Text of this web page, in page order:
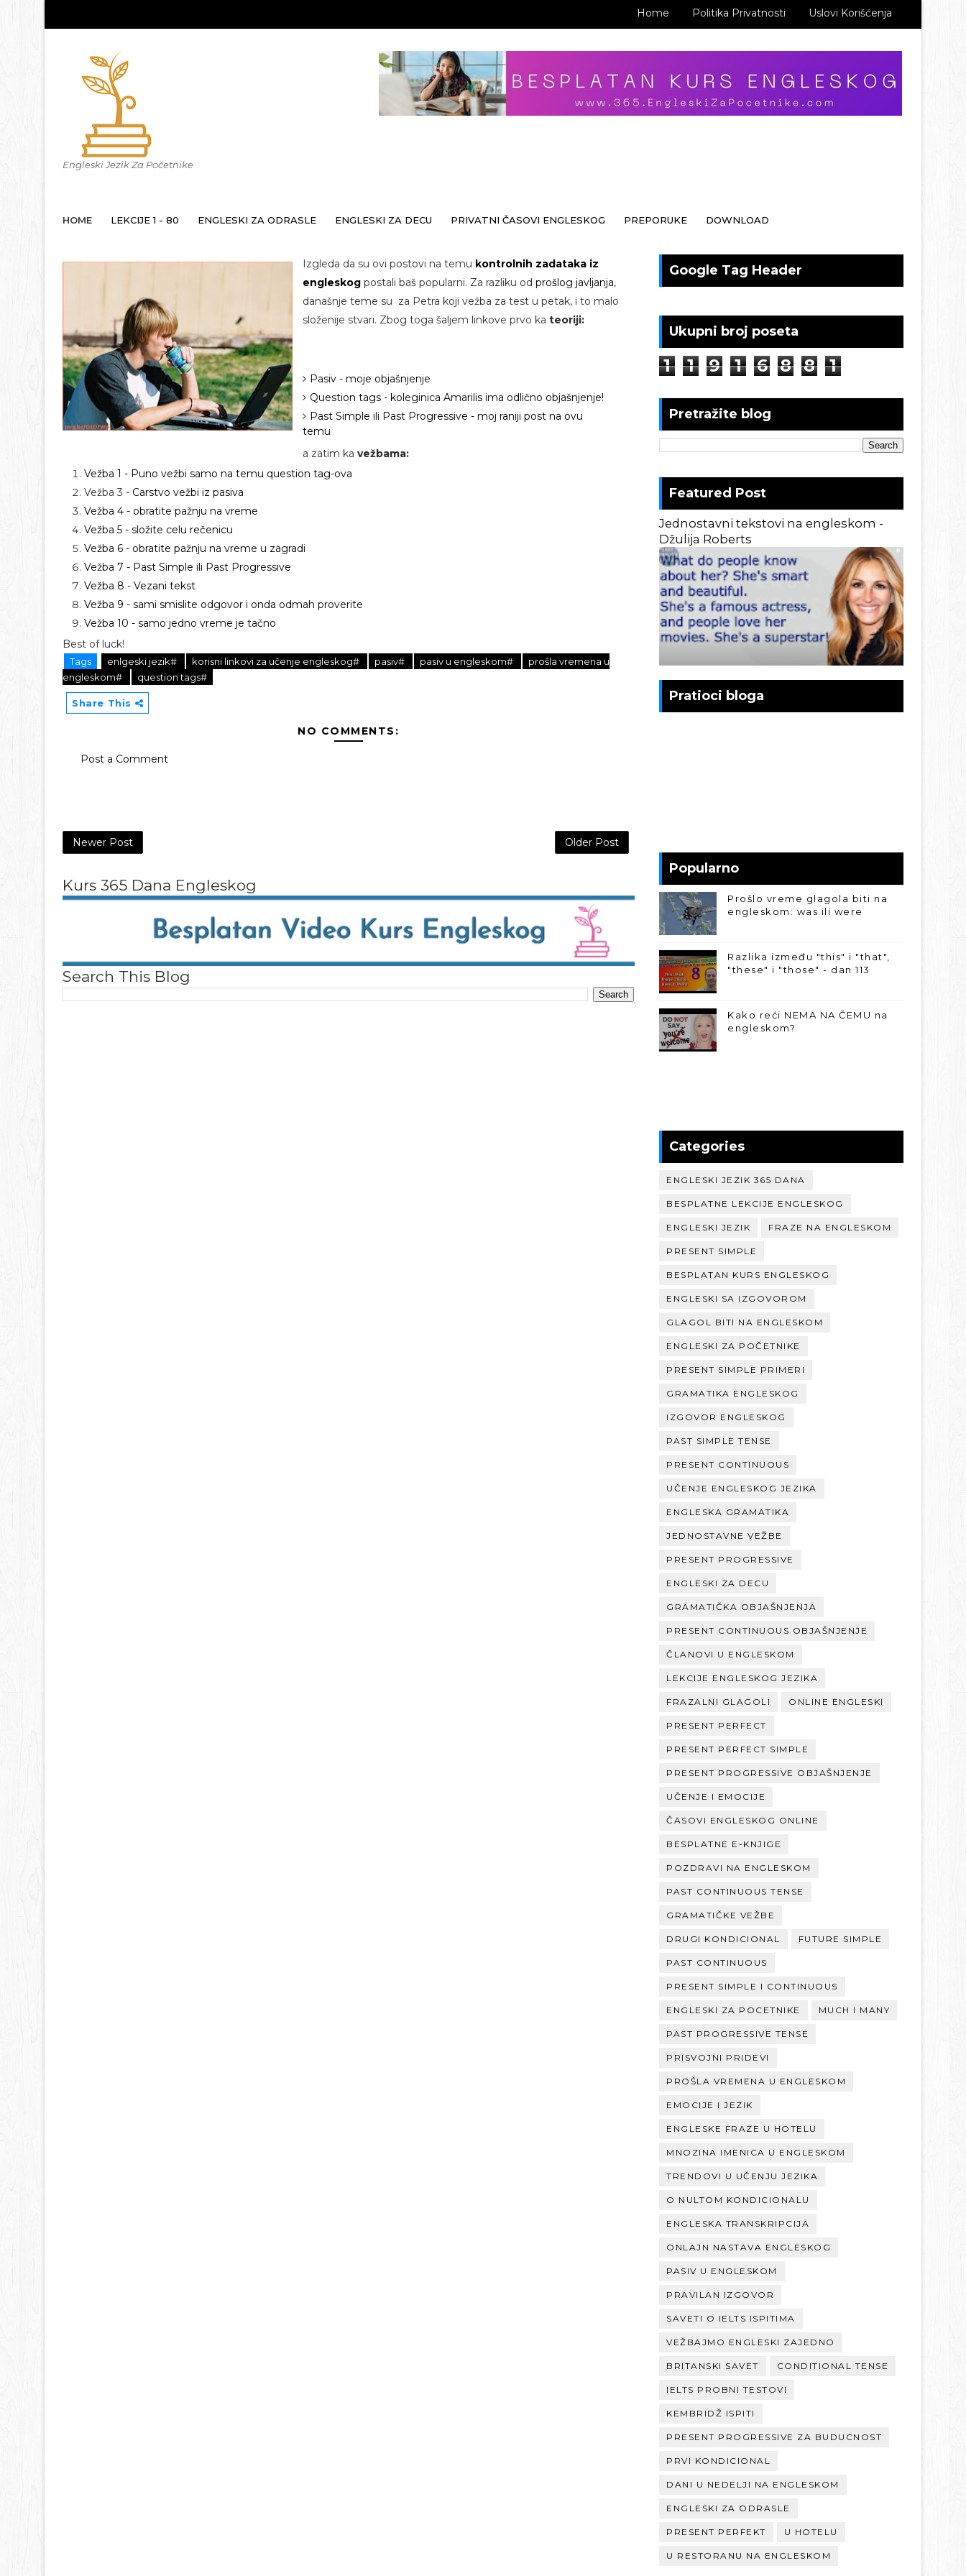
Home Politika Privatnosti Uslovi Korišćenja
Engleski Jezik Za Početnike
HOME LEKCIJE 1 - 80 ENGLESKI ZA ODRASLE ENGLESKI ZA DECU PRIVATNI ČASOVI ENGLESKOG PREPORUKE DOWNLOAD
Izgleda da su ovi postovi na temu kontrolnih zadataka iz
engleskog postali baš popularni. Za razliku od prošlog javljanja,
današnje teme su za Petra koji vežba za test u petak, i to malo
složenije stvari. Zbog toga šaljem linkove prvo ka teoriji:
Pasiv - moje objašnjenje
Question tags - koleginica Amarilis ima odlično objašnjenje!
Past Simple ili Past Progressive - moj raniji post na ovu
temu
a zatim ka vežbama:
Vežba 1 - Puno vežbi samo na temu question tag-ova
Vežba 3 - Carstvo vežbi iz pasiva
Vežba 4 - obratite pažnju na vreme
Vežba 5 - složite celu rečenicu
Vežba 6 - obratite pažnju na vreme u zagradi
Vežba 7 - Past Simple ili Past Progressive
Vežba 8 - Vezani tekst
Vežba 9 - sami smislite odgovor i onda odmah proverite
Vežba 10 - samo jedno vreme je tačno
Best of luck!
Tags enlgeski jezik# korisni linkovi za učenje engleskog# pasiv# pasiv u engleskom#
prošla vremena u
engleskom#
question tags#
Share This
NO COMMENTS:
Post a Comment
Newer Post Older Post
Kurs 365 Dana Engleskog
Search This Blog
Google Tag Header
Ukupni broj poseta
1 1 9 1 6 8 8 1
Pretražite blog
Featured Post
Jednostavni tekstovi na engleskom -
Džulija Roberts
Pratioci bloga
Popularno
Prošlo vreme glagola biti na
engleskom: was ili were
Razlika između "this" i "that",
"these" i "those" - dan 113
Kako reći NEMA NA ČEMU na
engleskom?
Categories
ENGLESKI JEZIK 365 DANA
BESPLATNE LEKCIJE ENGLESKOG
ENGLESKI JEZIK FRAZE NA ENGLESKOM
PRESENT SIMPLE
BESPLATAN KURS ENGLESKOG
ENGLESKI SA IZGOVOROM
GLAGOL BITI NA ENGLESKOM
ENGLESKI ZA POČETNIKE
PRESENT SIMPLE PRIMERI
GRAMATIKA ENGLESKOG
IZGOVOR ENGLESKOG
PAST SIMPLE TENSE
PRESENT CONTINUOUS
UČENJE ENGLESKOG JEZIKA
ENGLESKA GRAMATIKA
JEDNOSTAVNE VEŽBE
PRESENT PROGRESSIVE
ENGLESKI ZA DECU
GRAMATIČKA OBJAŠNJENJA
PRESENT CONTINUOUS OBJAŠNJENJE
ČLANOVI U ENGLESKOM
LEKCIJE ENGLESKOG JEZIKA
FRAZALNI GLAGOLI ONLINE ENGLESKI
PRESENT PERFECT
PRESENT PERFECT SIMPLE
PRESENT PROGRESSIVE OBJAŠNJENJE
UČENJE I EMOCIJE
ČASOVI ENGLESKOG ONLINE
BESPLATNE E-KNJIGE
POZDRAVI NA ENGLESKOM
PAST CONTINUOUS TENSE
GRAMATIČKE VEŽBE
DRUGI KONDICIONAL FUTURE SIMPLE
PAST CONTINUOUS
PRESENT SIMPLE I CONTINUOUS
ENGLESKI ZA POCETNIKE MUCH I MANY
PAST PROGRESSIVE TENSE
PRISVOJNI PRIDEVI
PROŠLA VREMENA U ENGLESKOM
EMOCIJE I JEZIK
ENGLESKE FRAZE U HOTELU
MNOZINA IMENICA U ENGLESKOM
TRENDOVI U UČENJU JEZIKA
O NULTOM KONDICIONALU
ENGLESKA TRANSKRIPCIJA
ONLAJN NASTAVA ENGLESKOG
PASIV U ENGLESKOM
PRAVILAN IZGOVOR
SAVETI O IELTS ISPITIMA
VEŽBAJMO ENGLESKI ZAJEDNO
BRITANSKI SAVET CONDITIONAL TENSE
IELTS PROBNI TESTOVI
KEMBRIDŽ ISPITI
PRESENT PROGRESSIVE ZA BUDUCNOST
PRVI KONDICIONAL
DANI U NEDELJI NA ENGLESKOM
ENGLESKI ZA ODRASLE
PRESENT PERFEKT U HOTELU
U RESTORANU NA ENGLESKOM